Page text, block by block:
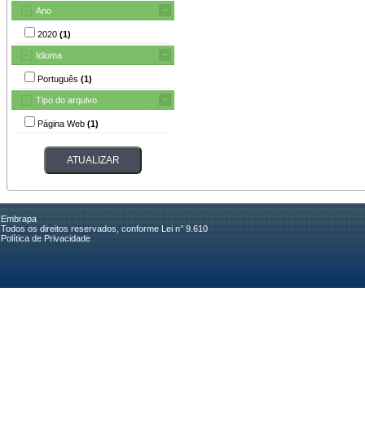
Ano
2020 (1)
Idioma
Português (1)
Tipo do arquivo
Página Web (1)
Embrapa
Todos os direitos reservados, conforme Lei n° 9.610
Política de Privacidade